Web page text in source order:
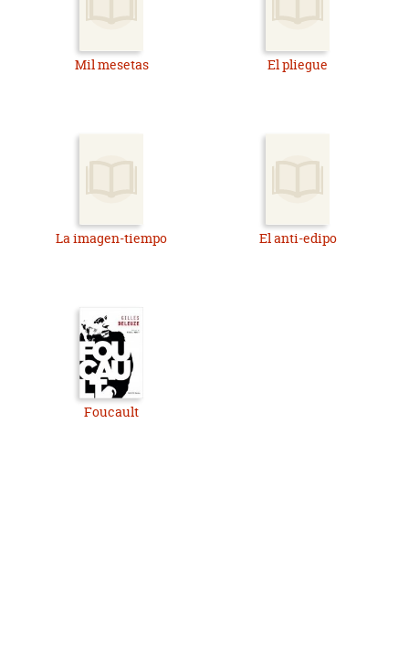
Mil mesetas El pliegue
La imagen-tiempo El anti-edipo
Foucault